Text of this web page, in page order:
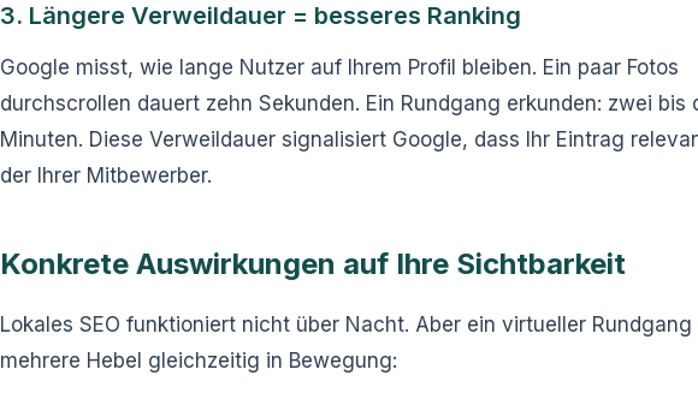
3. Längere Verweildauer = besseres Ranking
Google misst, wie lange Nutzer auf Ihrem Profil bleiben. Ein paar Fotos
durchscrollen dauert zehn Sekunden. Ein Rundgang erkunden: zwei bis
Minuten. Diese Verweildauer signalisiert Google, dass Ihr Eintrag
der Ihrer Mitbewerber.
Konkrete Auswirkungen auf Ihre Sichtbarkeit
Lokales SEO funktioniert nicht über Nacht. Aber ein virtueller
mehrere Hebel gleichzeitig in Bewegung: